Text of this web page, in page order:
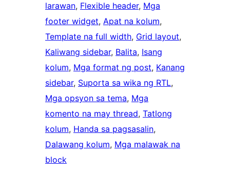
larawan, Flexible header, Mga
footer widget, Apat na kolum
Template na full width, Grid layout
Kaliwang sidebar, Balita, Isang
kolum, Mga format ng post, Kanang
sidebar, Suporta sa wika ng RTL
Mga opsyon sa tema, Mga
komento na may thread, Tatlong
kolum, Handa sa pagsasalin
Dalawang kolum, Mga malawak na
block